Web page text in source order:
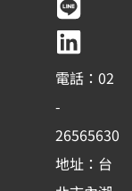
e
b
o
o
k
-
s
t
u
b
e
e
k
e
d
i
n
電話：02
-
26565630
地址：台